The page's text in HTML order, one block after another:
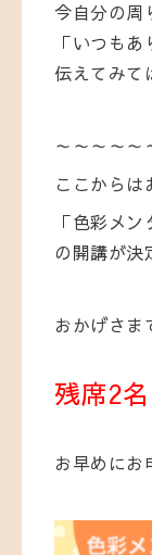
今自分の周
「いつも
伝えてみて
～～～～～
ここからは
「色彩メ
の開講が決
おかげさま
残席2
お早めにお